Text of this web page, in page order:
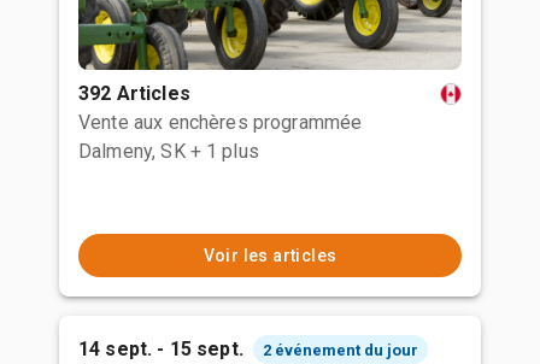
392 Articles
Vente aux enchères programmée
Dalmeny, SK + 1 plus
Voir les articles
14 sept. - 15 sept. 2 événement du jour